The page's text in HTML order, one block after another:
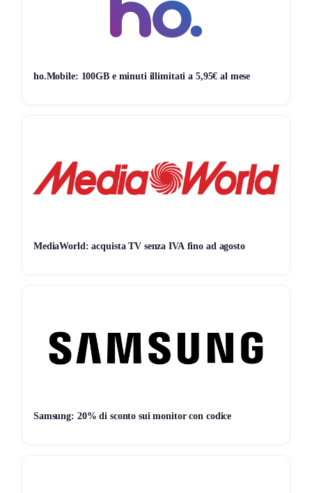
Disponibilità Limitata : Assicurati di cogliere questa
Scadenza dell’Offerta
conveniente!
Link alla Promozione
sconto del 50% sul costo di attivazione.
Non vuoi perderti nessuna offerta? Allora unisciti al
nostro canale Telegram
ho.Mobile: 100GB e minuti illimitati a 5,95€ al mese
MediaWorld: acquista TV senza IVA fino ad agosto
Samsung: 20% di sconto sui monitor con codice